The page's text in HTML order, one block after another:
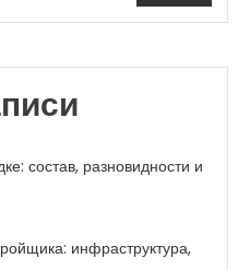
состав, разновидности и
инфраструктура,